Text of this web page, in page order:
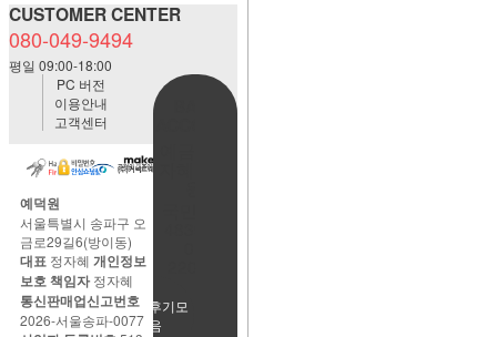
CUSTOMER CENTER
080-049-9494
평일 09:00-18:00
사용후기모
음
PC 버전
이용안내
고객센터
예덕원
서울특별시 송파구 오
금로29길6(방이동)
대표 정자혜 개인정보
보호 책임자정자혜
통신판매업신고번호
2026-서울송파-0077